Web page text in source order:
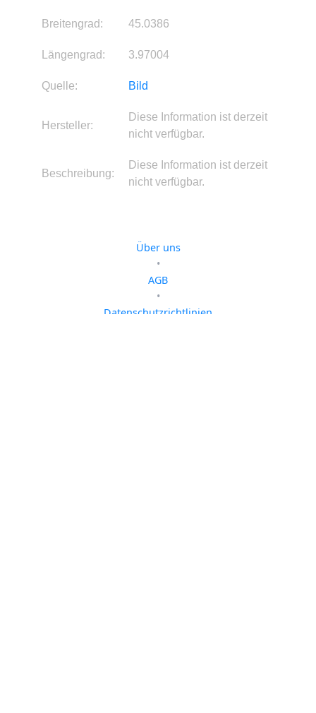
Breitengrad: 45.0386
Längengrad: 3.97004
Quelle: Bild
Hersteller:
Diese Information ist derzeit
nicht verfügbar.
Beschreibung:
Diese Information ist derzeit
nicht verfügbar.
Über uns
•
AGB
•
Datenschutzrichtlinien